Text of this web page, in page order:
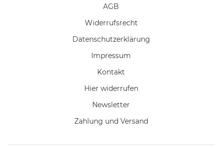
AGB
Widerrufs­recht
Daten­schutz­erklärung
Impressum
Kontakt
Hier widerrufen
Newsletter
Zahlung und Versand